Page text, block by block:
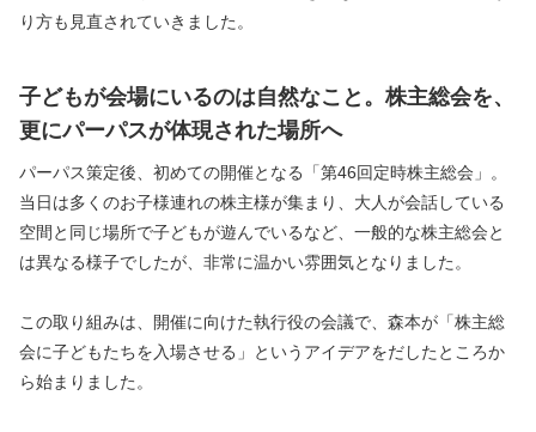
り方も見直されていきました。
子どもが会場にいるのは自然なこと。株主総会を、
更にパーパスが体現された場所へ
パーパス策定後、初めての開催となる「第46回定時株主総会」。
当日は多くのお子様連れの株主様が集まり、大人が会話している
空間と同じ場所で子どもが遊んでいるなど、一般的な株主総会と
は異なる様子でしたが、非常に温かい雰囲気となりました。
この取り組みは、開催に向けた執行役の会議で、森本が「株主総
会に子どもたちを入場させる」というアイデアをだしたところか
ら始まりました。